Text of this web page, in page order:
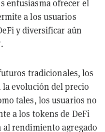
entusiasma ofrecer el
a los usuarios
y diversificar aún
tradicionales, los
evolución del precio
tales, los usuarios no
a los tokens de DeFi
al rendimiento agregado